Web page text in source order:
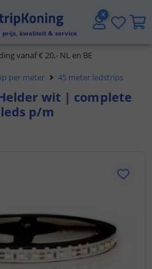
prijs, kwaliteit & service
jaar garantie
vanaf € 20,- NL en BE
9.1
besteld,morgen in huis
per meter 45 meter ledstrips
wit | complete
p/m